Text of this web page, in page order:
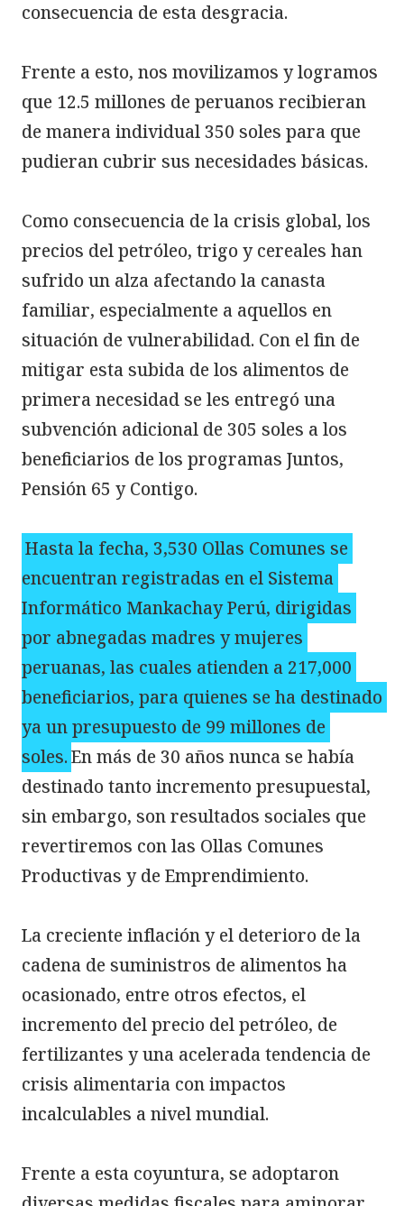
consecuencia de esta desgracia.
Frente a esto, nos movilizamos y logramos
que 12.5 millones de peruanos recibieran
de manera individual 350 soles para que
pudieran cubrir sus necesidades básicas.
Como consecuencia de la crisis global, los
precios del petróleo, trigo y cereales han
sufrido un alza afectando la canasta
familiar, especialmente a aquellos en
situación de vulnerabilidad. Con el fin de
mitigar esta subida de los alimentos de
primera necesidad se les entregó una
subvención adicional de 305 soles a los
beneficiarios de los programas Juntos,
Pensión 65 y Contigo.
Hasta la fecha, 3,530 Ollas Comunes se
encuentran registradas en el Sistema
Informático Mankachay Perú, dirigidas
por abnegadas madres y mujeres
peruanas, las cuales atienden a 217,000
beneficiarios, para quienes se ha destinado
ya un presupuesto de 99 millones de
soles.En más de 30 años nunca se había
destinado tanto incremento presupuestal,
sin embargo, son resultados sociales que
revertiremos con las Ollas Comunes
Productivas y de Emprendimiento.
La creciente inflación y el deterioro de la
cadena de suministros de alimentos ha
ocasionado, entre otros efectos, el
incremento del precio del petróleo, de
fertilizantes y una acelerada tendencia de
crisis alimentaria con impactos
incalculables a nivel mundial.
Frente a esta coyuntura, se adoptaron